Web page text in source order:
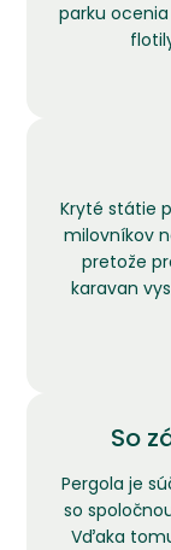
parku
Kryté státie
milovníkov
pretože
karavan
So
Pergola je
so
Vďaka